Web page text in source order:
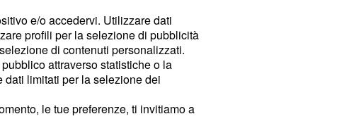
e/o accedervi. Utilizzare dati
profili per la selezione di pubblicità
di contenuti personalizzati.
attraverso statistiche o la
limitati per la selezione dei
le tue preferenze, ti invitiamo a